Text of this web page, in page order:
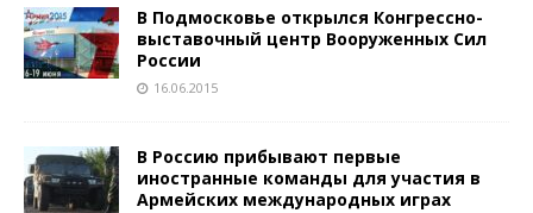
В Подмосковье открылся Конгрессно-
выставочный центр Вооруженных Сил
России
16.06.2015
В Россию прибывают первые
иностранные команды для участия в
Армейских международных играх